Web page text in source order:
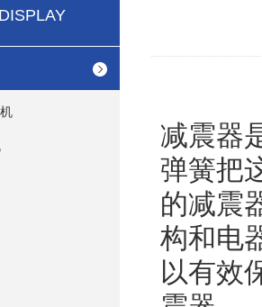
减震器
弹簧把
的减震
构和电
以有效